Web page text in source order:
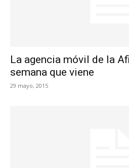
La agencia móvil de la
semana que viene
29 mayo, 2015